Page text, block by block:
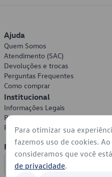
Ajuda
Quem Somos
Atendimento (SAC)
Devoluções e trocas
Perguntas Frequentes
Como comprar
Institucional
Informações Legais
Política de Privacidade
Política de Cookies
Formas de Pagamento
Para otimizar sua
fazemos uso de cookies.
consideramos que você
de privacidade.